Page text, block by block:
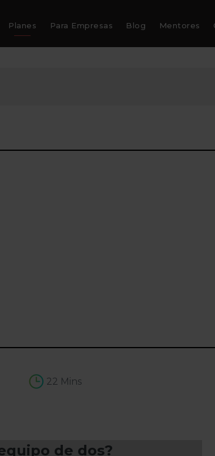
Planes Para Empresas Blog Mentores
22 Mins
de dos?